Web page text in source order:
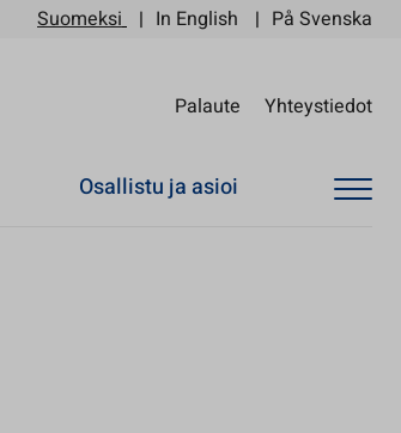
Suomeksi In English På Svenska
Palaute Yhteystiedot
Osallistu ja asioi